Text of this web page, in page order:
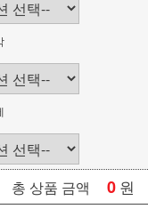
총 상품 금액 0 원